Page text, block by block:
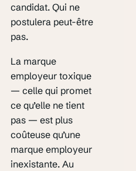
candidat. Qui ne
postulera peut-être
pas.
La marque
employeur toxique
— celle qui promet
ce qu’elle ne tient
pas — est plus
coûteuse qu’une
marque employeur
inexistante. Au